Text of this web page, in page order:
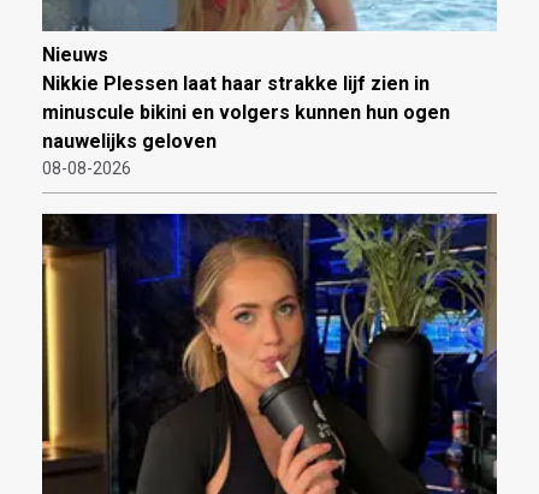
Nieuws
Nikkie Plessen laat haar strakke lijf zien in
minuscule bikini en volgers kunnen hun ogen
nauwelijks geloven
08-08-2026